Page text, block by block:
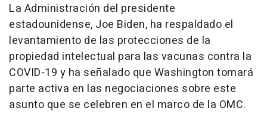
La Administración del presidente
estadounidense, Joe Biden, ha respaldado el
levantamiento de las protecciones de la
propiedad intelectual para las vacunas contra la
COVID-19 y ha señalado que Washington tomará
parte activa en las negociaciones sobre este
asunto que se celebren en el marco de la OMC.